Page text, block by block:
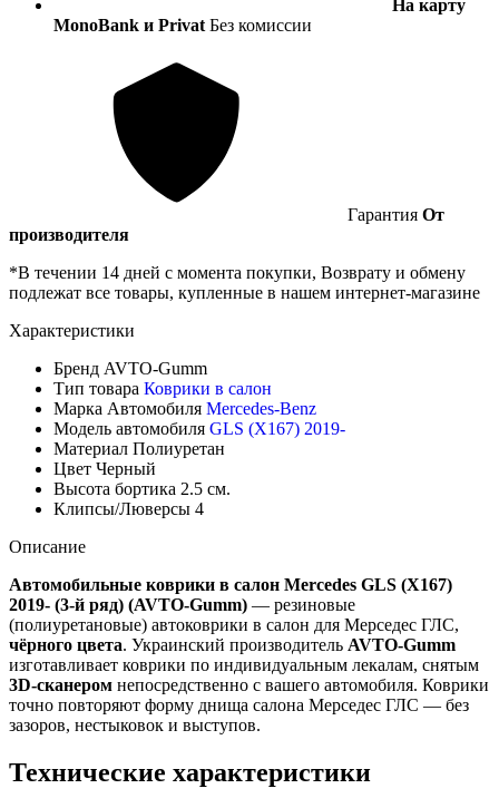
На карту
MonoBank и Privat Без комиссии
Гарантия От
производителя
*В течении 14 дней с момента покупки, Возврату и обмену
подлежат все товары, купленные в нашем интернет-магазине
Характеристики
Бренд AVTO-Gumm
Тип товара Коврики в салон
Марка Автомобиля Mercedes-Benz
Модель автомобиля GLS (X167) 2019-
Материал Полиуретан
Цвет Черный
Высота бортика 2.5 см.
Клипсы/Люверсы 4
Описание
Автомобильные коврики в салон Mercedes GLS (X167)
2019- (3-й ряд) (AVTO-Gumm) — резиновые
(полиуретановые) автоковрики в салон для Мерседес ГЛС,
чёрного цвета. Украинский производитель AVTO-Gumm
изготавливает коврики по индивидуальным лекалам, снятым
3D-сканером непосредственно с вашего автомобиля. Коврики
точно повторяют форму днища салона Мерседес ГЛС — без
зазоров, нестыковок и выступов.
Технические характеристики